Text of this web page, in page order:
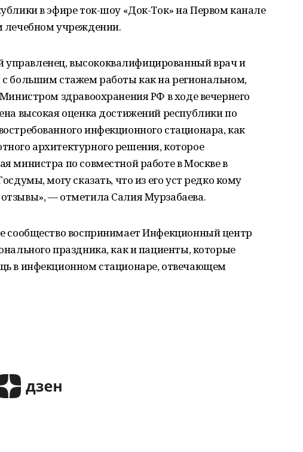
в эфире ток-шоу «Док-Ток» на Первом канале
лечебном учреждении.
высококвалифицированный врач и
с большим стажем работы как на региональном,
здравоохранения РФ в ходе вечернего
высокая оценка достижений республики по
инфекционного стационара, как
архитектурного решения, которое
министра по совместной работе в Москве в
могу сказать, что из его уст редко кому
— отметила Салия Мурзабаева.
сообщество воспринимает Инфекционный центр
праздника, как и пациенты, которые
в инфекционном стационаре, отвечающем